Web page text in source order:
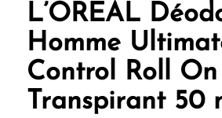
L’OREAL
Homme
Control Roll
Transpirant 50